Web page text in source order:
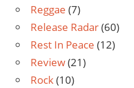
Reggae (7)
Release Radar(60)
Rest In Peace (12)
Review(21)
Rock(10)